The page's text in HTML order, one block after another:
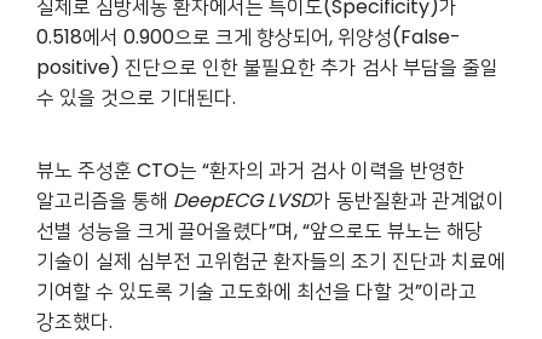
실제로 심방세동 환자에서는 특이도(Specificity)가
0.518에서 0.900으로 크게 향상되어, 위양성(False-
positive) 진단으로 인한 불필요한 추가 검사 부담을 줄일
수 있을 것으로 기대된다.
뷰노 주성훈 CTO는 “환자의 과거 검사 이력을 반영한
알고리즘을 통해 DeepECG LVSD가 동반질환과 관계없이
선별 성능을 크게 끌어올렸다”며, “앞으로도 뷰노는 해당
기술이 실제 심부전 고위험군 환자들의 조기 진단과 치료에
기여할 수 있도록 기술 고도화에 최선을 다할 것”이라고
강조했다.